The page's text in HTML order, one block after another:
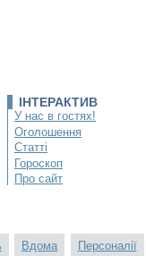
ІНТЕРАКТИВ
У нас в гостях!
Оголошення
Статті
Гороскоп
Про сайт
Вдома Персоналії